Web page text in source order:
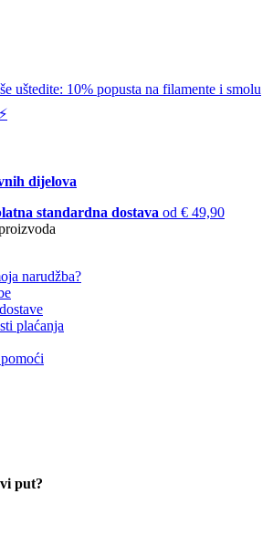
uštedite: 10% popusta na filamente i smolu
dijelova
standardna dostava od € 49,90
narudžba?
plaćanja
put?